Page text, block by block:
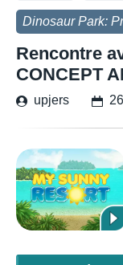
Dinosaur Park:
Rencontre
CONCEPT
upjers